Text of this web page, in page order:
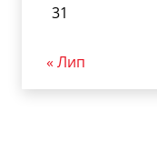
31
« Лип